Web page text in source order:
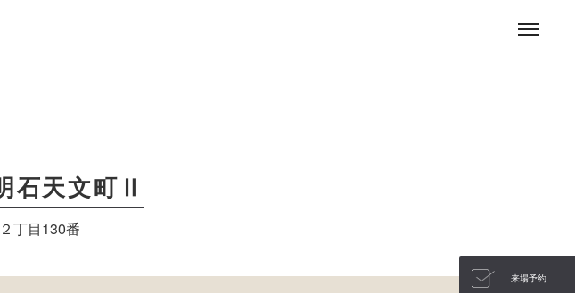
石天文町Ⅱ
丁目130番
来場予約